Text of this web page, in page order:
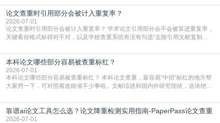
真的太亏。提前做AIGC检测，已经成了很多过来人交稿前必做的一步。为什么
AIGC检测成了论文答辩投稿前的必备项？可能还有不少人觉得，我就用AI搭了个
框架，内容都是自己写的，至于做AIG
论文查重时引用部分会被计入重复率？
2026-07-01
论文查重时引用部分会被计入重复率？ 学术论文引用部分会不会被算进重复率，
关键看你格式标得对不对，以及学校查重系统有没有勾选“去除引用文献复制
独占一行，每条文献用[1][2]方括号编号、与正文一一对应，著录项符合GB/T
7714（作者、题名、刊名、年、卷期、页码齐全，标点用半角）；查重系统识别
成功后通常把这段标为引用，
本科论文哪些部分容易被查重标红？
2026-07-01
本科论文哪些部分容易被查重标红？ 本科论文查重，最容易“中招“标红的地方帮
大家捋一下，可对照着改能省不少事哈。文献综述和国内外研究现状，这块绝对
乎一模一样的话，你要是直接复制百度百科、教材或别人写好的综述段落，系统
一抓一个准，整段飘红。研究背景、意义和方法描述也是不可避免，比如“本文采
用问卷调查法““运用SPSS软件进行数据分
靠谱ai论文工具怎么选？论文降重检测实用指南-PaperPass论文查重
2026-07-01